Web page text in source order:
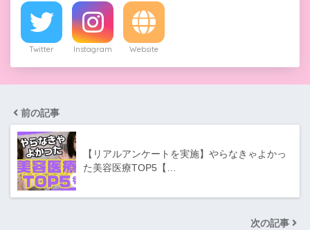
Twitter Instagram Website
前の記事
【リアルアンケートを実施】やらなきゃよかっ
た美容医療TOP5【…
次の記事